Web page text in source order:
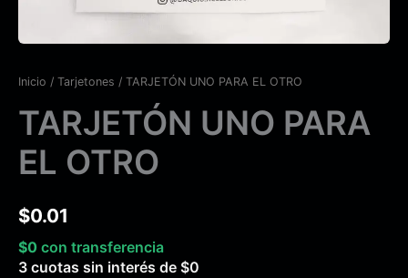
Inicio / Tarjetones / TARJETÓN UNO PARA EL OTRO
TARJETÓN UNO PARA
EL OTRO
$0.01
$0 con transferencia
3 cuotas sin interés de $0